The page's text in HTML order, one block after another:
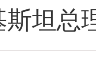
斯坦总